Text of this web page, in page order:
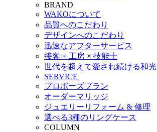
BRAND
WAKOについて
品質へのこだわり
デザインへのこだわり
迅速なアフターサービス
接客 × 工房 × 技能士
世代を超えて愛され続ける和光
SERVICE
プロポーズプラン
オーダーマリッジ
ジュエリーリフォーム & 修理
選べる3種のリングケース
COLUMN